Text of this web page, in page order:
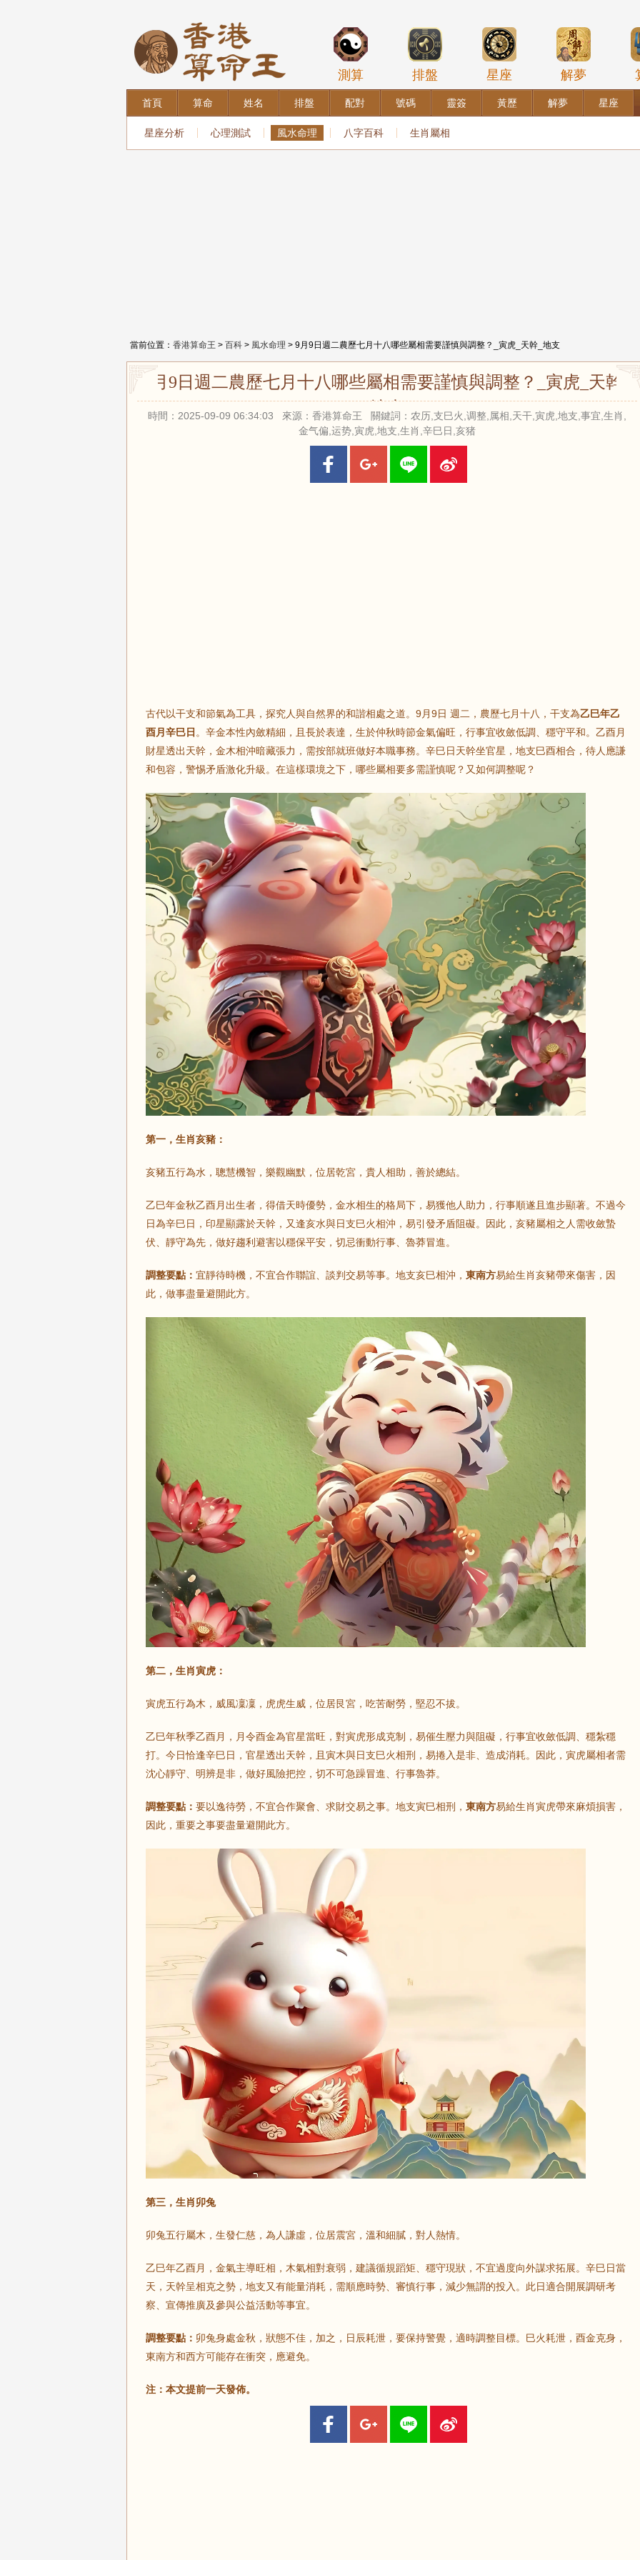
測算 排盤 星座 解夢
首頁 算命 姓名 排盤 配對 號碼 靈簽 黃歷 解夢 星座
星座分析 心理測試 風水命理 八字百科 生肖屬相
當前位置： 香港算命王 > 百科 > 風水命理 > 9月9日週二農歷七月十八哪些屬相需要謹慎與調整？_寅虎_天幹_地支
9月9日週二農歷七月十八哪些屬相需要謹慎與調整？_寅虎_天幹_
地支
時間：2025-09-09 06:34:03 來源：香港算命王 關鍵詞：农历,支巳火,调整,属相,天干,寅虎,地支,事宜,生肖,
金气偏,运势,寅虎,地支,生肖,辛巳日,亥猪
古代以干支和節氣為工具，探究人與自然界的和諧相處之道。9月9日 週二，農歷七月十八，干支為乙巳年乙
酉月辛巳日 。辛金本性內斂精細，且長於表達，生於仲秋時節金氣偏旺，行事宜收斂低調、穩守平和。乙酉月
財星透出天幹，金木相沖暗藏張力，需按部就班做好本職事務。辛巳日天幹坐官星，地支巳酉相合，待人應謙
和包容，警惕矛盾激化升級。在這樣環境之下，哪些屬相要多需謹慎呢？又如何調整呢？
第一，生肖亥豬：
亥豬五行為水，聰慧機智，樂觀幽默，位居乾宮，貴人相助，善於總結。
乙巳年金秋乙酉月出生者，得借天時優勢，金水相生的格局下，易獲他人助力，行事順遂且進步顯著。不過今
日為辛巳日，印星顯露於天幹，又逢亥水與日支巳火相沖，易引發矛盾阻礙。因此，亥豬屬相之人需收斂蟄
伏、靜守為先，做好趨利避害以穩保平安，切忌衝動行事、魯莽冒進。
調整要點： 宜靜待時機，不宜合作聯誼、談判交易等事。地支亥巳相沖， 東南方易給生肖亥豬帶來傷害，因
此，做事盡量避開此方。
第二，生肖寅虎：
寅虎五行為木，威風凜凜，虎虎生威，位居艮宮，吃苦耐勞，堅忍不拔。
乙巳年秋季乙酉月，月令酉金為官星當旺，對寅虎形成克制，易催生壓力與阻礙，行事宜收斂低調、穩紮穩
打。今日恰逢辛巳日，官星透出天幹，且寅木與日支巳火相刑，易捲入是非、造成消耗。因此，寅虎屬相者需
沈心靜守、明辨是非，做好風險把控，切不可急躁冒進、行事魯莽。
調整要點： 要以逸待勞，不宜合作聚會、求財交易之事。地支寅巳相刑， 東南方易給生肖寅虎帶來麻煩損害，
因此，重要之事要盡量避開此方。
第三，生肖卯兔
卯兔五行屬木，生發仁慈，為人謙虛，位居震宮，溫和細膩，對人熱情。
乙巳年乙酉月，金氣主導旺相，木氣相對衰弱，建議循規蹈矩、穩守現狀，不宜過度向外謀求拓展。辛巳日當
天，天幹呈相克之勢，地支又有能量消耗，需順應時勢、審慎行事，減少無謂的投入。此日適合開展調研考
察、宣傳推廣及參與公益活動等事宜。
調整要點： 卯兔身處金秋，狀態不佳，加之，日辰耗泄，要保持警覺，適時調整目標。巳火耗泄，酉金克身，
東南方和西方可能存在衝突，應避免。
注：本文提前一天發佈。
鼠 牛
龍 蛇
猴 雞